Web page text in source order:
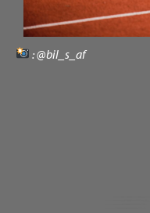
: @bil_s_af